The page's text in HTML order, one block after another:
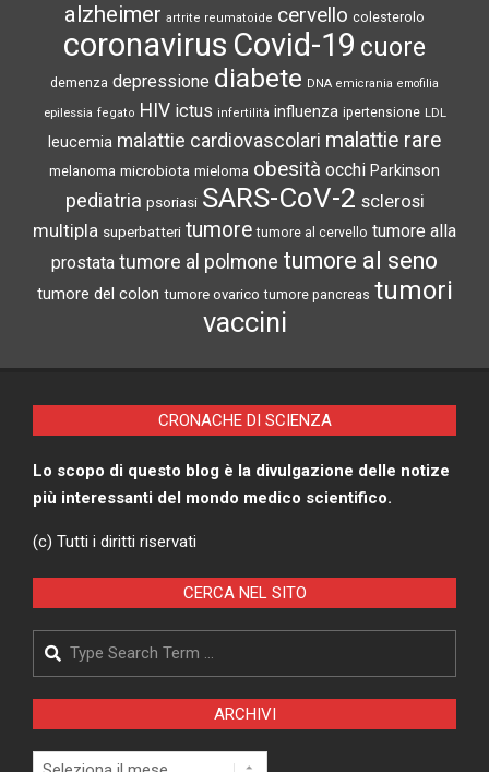
alzheimer artrite reumatoide cervello colesterolo
coronavirus Covid-19 cuore
demenza depressione diabete DNA emicrania emofilia
epilessia fegato HIV ictus infertilità influenza ipertensione LDL
leucemia malattie cardiovascolari malattie rare
melanoma microbiota mieloma obesità occhi Parkinson
pediatria psoriasi SARS-CoV-2 sclerosi
multipla superbatteri tumore tumore al cervello tumore alla
prostata tumore al polmone tumore al seno
tumore del colon tumore ovarico tumore pancreas tumori
vaccini
CRONACHE DI SCIENZA
Lo scopo di questo blog è la divulgazione delle notize
più interessanti del mondo medico scientifico.
(c) Tutti i diritti riservati
CERCA NEL SITO
Search
ARCHIVI
Archivi